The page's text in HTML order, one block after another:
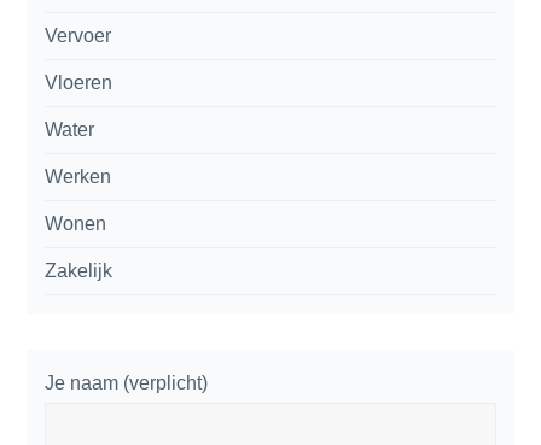
Vervoer
Vloeren
Water
Werken
Wonen
Zakelijk
Je naam (verplicht)